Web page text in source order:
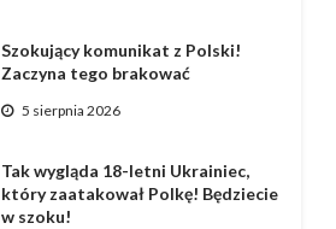
Szokujący komunikat z Polski!
Zaczyna tego brakować
5 sierpnia 2026
Tak wygląda 18-letni Ukrainiec,
który zaatakował Polkę! Będziecie
w szoku!